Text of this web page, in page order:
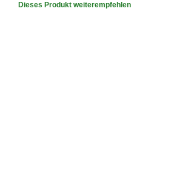
Dieses Produkt weiterempfehlen